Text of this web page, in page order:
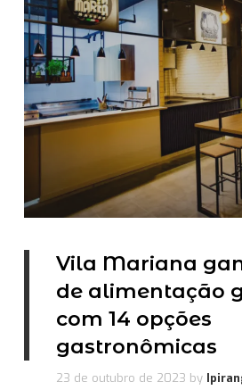
Vila Mariana
de alimentação
com 14 opções
gastronômicas
23 de outubro de 2023 by